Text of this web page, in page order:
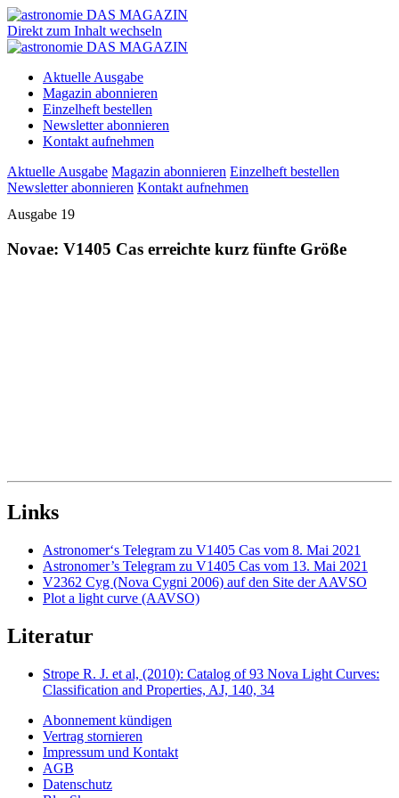
Direkt zum Inhalt wechseln
Aktuelle Ausgabe
Magazin abonnieren
Einzelheft bestellen
Newsletter abonnieren
Kontakt aufnehmen
Aktuelle Ausgabe Magazin abonnieren Einzelheft bestellen
Newsletter abonnieren Kontakt aufnehmen
Ausgabe 19
Novae: V1405 Cas erreichte kurz fünfte Größe
Links
Astronomer‘s Telegram zu V1405 Cas vom 8. Mai 2021
Astronomer’s Telegram zu V1405 Cas vom 13. Mai 2021
V2362 Cyg (Nova Cygni 2006) auf den Site der AAVSO
Plot a light curve (AAVSO)
Literatur
Strope R. J. et al, (2010): Catalog of 93 Nova Light Curves:
Classification and Properties, AJ, 140, 34
Abonnement kündigen
Vertrag stornieren
Impressum und Kontakt
AGB
Datenschutz